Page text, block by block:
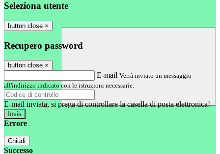
Seleziona utente
button close ×
Recupero password
button close ×
E-mail Verrà inviato un messaggio
all'indirizzo indicato con le istruzioni necessarie.
E-mail inviata, si prega di controllare la casella di posta elettronica!
Errore
Chiudi
Successo